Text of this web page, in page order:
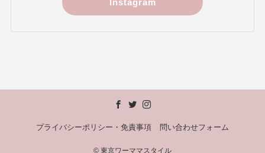
プライバシーポリシー・免責事項 問い合わせフォーム
© 東京ワーママスタイル